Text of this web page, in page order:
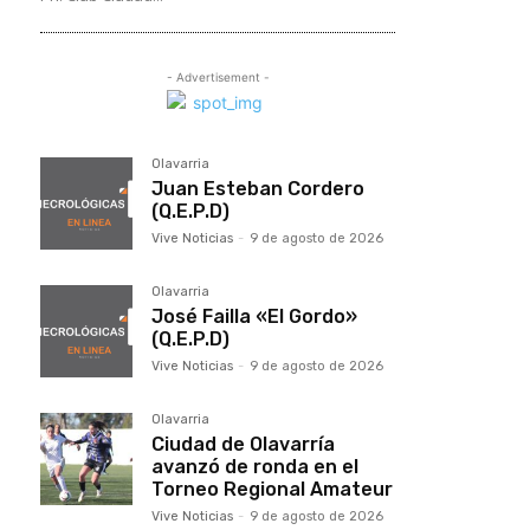
- Advertisement -
Olavarria
Juan Esteban Cordero
(Q.E.P.D)
Vive Noticias - 9 de agosto de 2026
Olavarria
José Failla «El Gordo»
(Q.E.P.D)
Vive Noticias - 9 de agosto de 2026
Olavarria
Ciudad de Olavarría
avanzó de ronda en el
Torneo Regional Amateur
Vive Noticias - 9 de agosto de 2026